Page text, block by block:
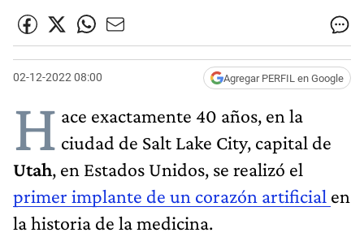
02-12-2022 08:00 Agregar PERFIL en Google
H ace exactamente 40 años, en la
ciudad de Salt Lake City, capital de
Utah, en Estados Unidos, se realizó el
primer implante de un corazón artificial en
la historia de la medicina.